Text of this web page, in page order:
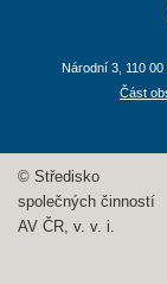
Národní 3, 110 00
Část
© Středisko
společných činností
AV ČR, v. v. i.